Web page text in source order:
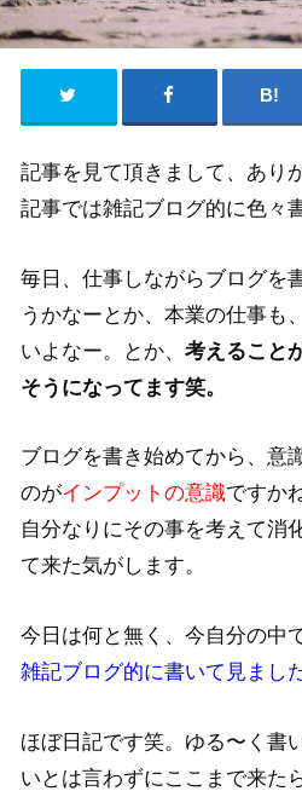
記事を見て頂きまして、あり
記事では雑記ブログ的に色々
毎日、仕事しながらブログを
うかなーとか、本業の仕事も
いよなー。とか、考えること
そうになってます笑。
ブログを書き始めてから、意
のがインプットの意識ですか
自分なりにその事を考えて消
て来た気がします。
今日は何と無く、今自分の中
雑記ブログ的に書いて見ました
ほぼ日記です笑。ゆる〜く書
いとは言わずにここまで来た